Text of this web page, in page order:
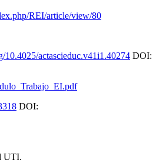
REI/article/view/80
10.4025/actascieduc.v41i1.40274 DOI:
DOI:
UTI.